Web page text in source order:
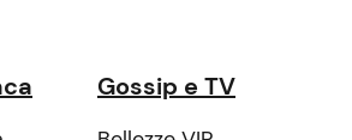
Gossip e TV